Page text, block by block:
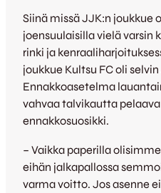
Siinä missä JJK:n joukkue
joensuulaisilla vielä varsin
rinki ja
joukkue Kultsu FC oli
Ennakkoasetelma
vahvaa talvikautta
ennakkosuosikki.
– Vaikka paperilla
eihän jalkapallossa
varma voitto. Jos asenne